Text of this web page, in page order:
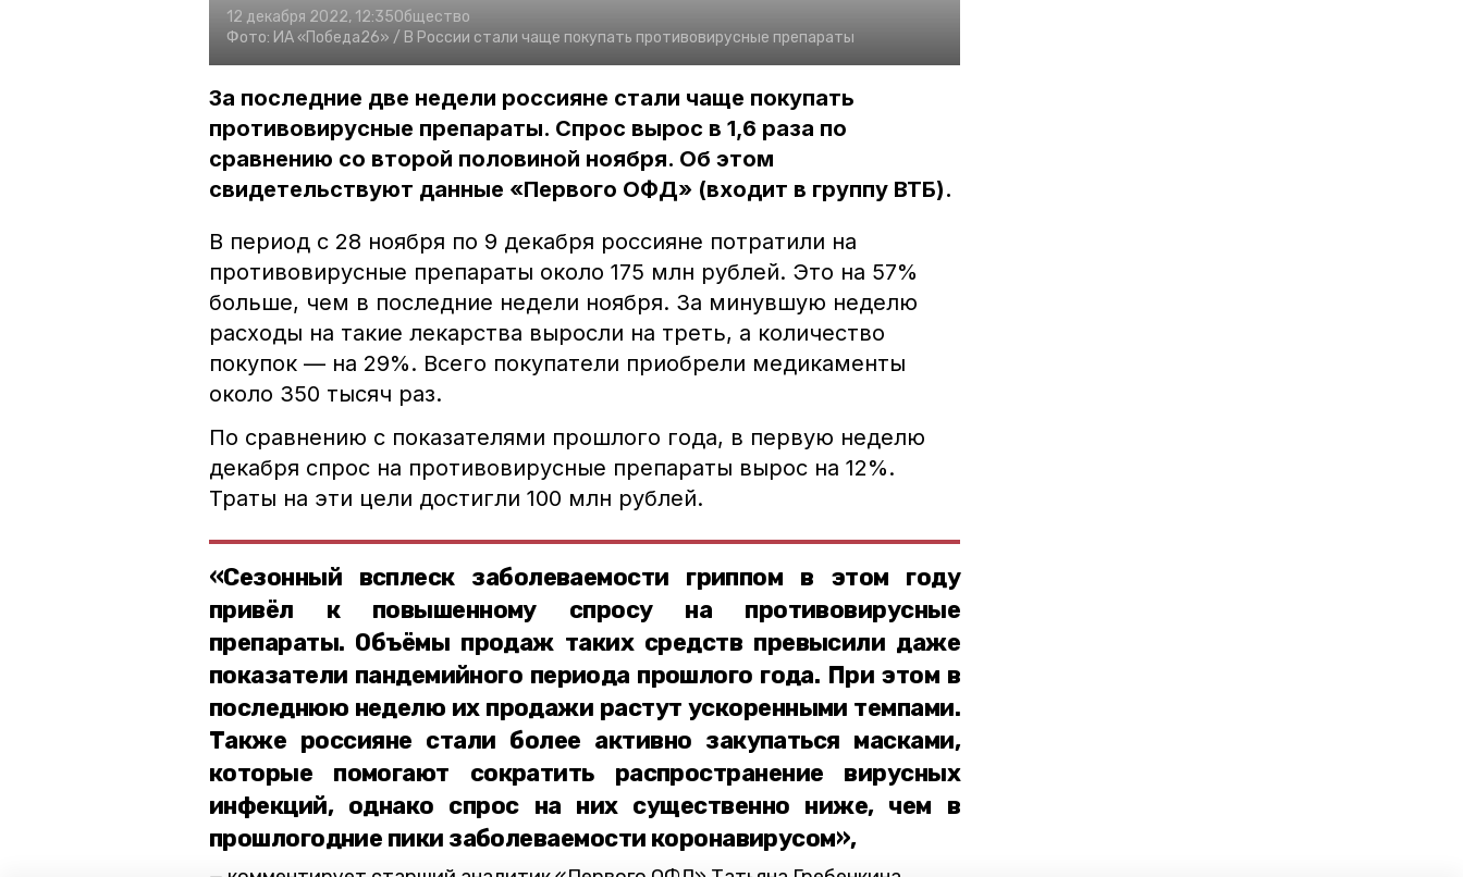
12 декабря 2022, 12:35Общество
Фото: ИА «Победа26» / В России стали чаще покупать противовирусные препараты
За последние две недели россияне стали чаще покупать
противовирусные препараты. Спрос вырос в 1,6 раза по
сравнению со второй половиной ноября. Об этом
свидетельствуют данные «Первого ОФД» (входит в группу ВТБ).
В период с 28 ноября по 9 декабря россияне потратили на
противовирусные препараты около 175 млн рублей. Это на 57%
больше, чем в последние недели ноября. За минувшую неделю
расходы на такие лекарства выросли на треть, а количество
покупок — на 29%. Всего покупатели приобрели медикаменты
около 350 тысяч раз.
По сравнению с показателями прошлого года, в первую неделю
декабря спрос на противовирусные препараты вырос на 12%.
Траты на эти цели достигли 100 млн рублей.
«Сезонный всплеск заболеваемости гриппом в этом году
привёл к повышенному спросу на противовирусные
препараты. Объёмы продаж таких средств превысили даже
показатели пандемийного периода прошлого года. При этом в
последнюю неделю их продажи растут ускоренными темпами.
Также россияне стали более активно закупаться масками,
которые помогают сократить распространение вирусных
инфекций, однако спрос на них существенно ниже, чем в
прошлогодние пики заболеваемости коронавирусом»,